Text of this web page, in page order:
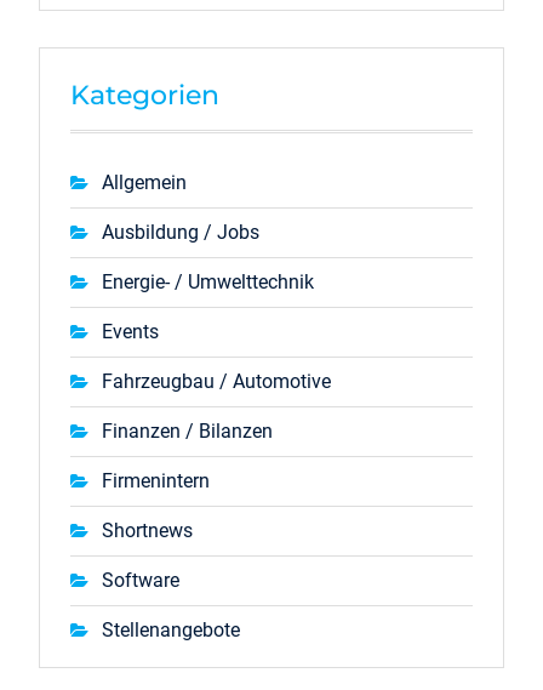
Kategorien
Allgemein
Ausbildung / Jobs
Energie- / Umwelttechnik
Events
Fahrzeugbau / Automotive
Finanzen / Bilanzen
Firmenintern
Shortnews
Software
Stellenangebote